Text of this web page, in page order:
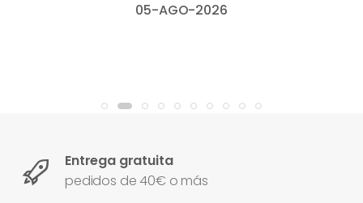
05-AGO-2026
Entrega gratuita
pedidos de 40€ o más